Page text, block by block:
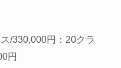
/330,000円：20クラ
円